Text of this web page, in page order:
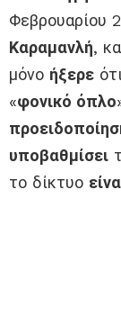
Φεβρουαρίου
Καραμανλή,
μόνο ήξερε
«φονικό όπλο
υποβαθμίσει
το δίκτυο